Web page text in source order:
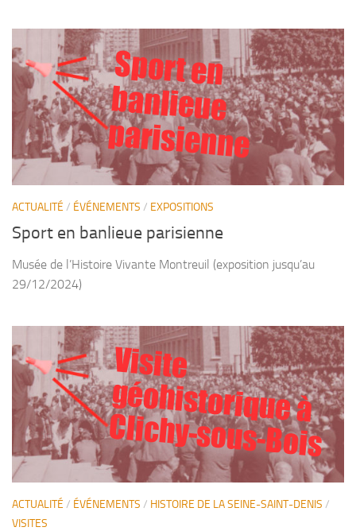
Sport en
banlieue
parisienne
ACTUALITÉ / ÉVÉNEMENTS / EXPOSITIONS
Sport en banlieue parisienne
Musée de l’Histoire Vivante Montreuil (exposition jusqu’au
29/12/2024)
Visite
géohistorique à
Clichy-sous-Bois
ACTUALITÉ / ÉVÉNEMENTS / HISTOIRE DE LA SEINE-SAINT-DENIS /
VISITES